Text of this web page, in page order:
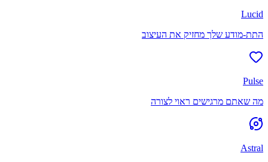
Lucid
התת-מודע שלך מחזיק את העיצוב
Pulse
מה שאתם מרגישים ראוי לצורה
Astral